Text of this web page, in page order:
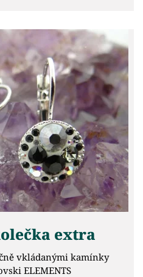
extra
vkládanými kamínky
ELEMENTS